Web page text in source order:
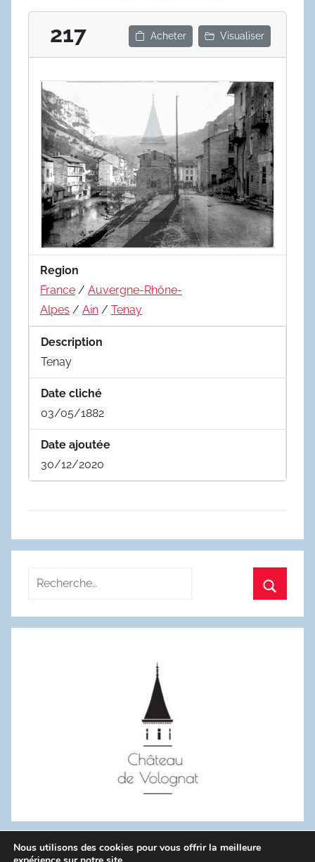
217 Acheter Visualiser
Region
France / Auvergne-Rhône-
Alpes / Ain / Tenay
Description
Tenay
Date cliché
03/05/1882
Date ajoutée
30/12/2020
Recherche
:
WordPress Theme: Donovan by ThemeZee.
Nous utilisons des cookies pour vous offrir la meilleure